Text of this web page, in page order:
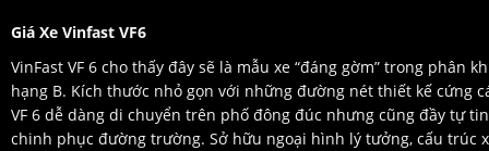
Giá Xe Vinfast VF6
VinFast VF 6 cho thấy đây sẽ là mẫu xe “đáng gờm” trong phân
hạng B. Kích thước nhỏ gọn với những đường nét thiết kế cứng
VF 6 dễ dàng di chuyển trên phố đông đúc nhưng cũng đầy tự
chinh phục đường trường. Sở hữu ngoại hình lý tưởng, cấu trúc